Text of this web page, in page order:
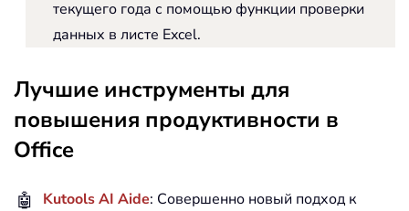
текущего года с помощью функции проверки
данных в листе Excel.
Лучшие инструменты для
повышения продуктивности в
Office
🤖 Kutools AI Aide: Совершенно новый подход к